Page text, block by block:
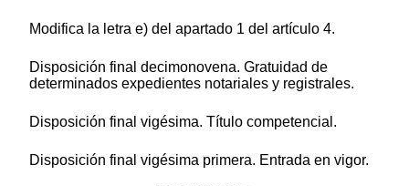
Modifica la letra e) del apartado 1 del artículo 4.
Disposición final decimonovena. Gratuidad de
determinados expedientes notariales y registrales.
Disposición final vigésima. Título competencial.
Disposición final vigésima primera. Entrada en vigor.